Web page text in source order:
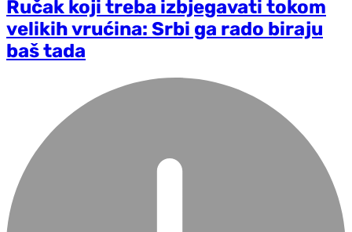
Ručak koji treba izbjegavati tokom
velikih vrućina: Srbi ga rado biraju
baš tada